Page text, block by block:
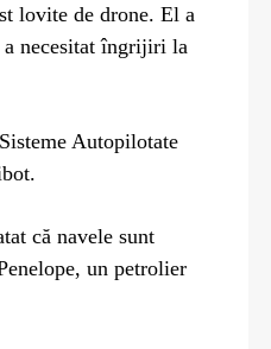
lovite de drone. El a
necesitat îngrijiri la
Autopilotate
că navele sunt
un petrolier